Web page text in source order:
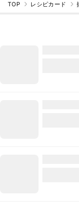
TOP レシピカード